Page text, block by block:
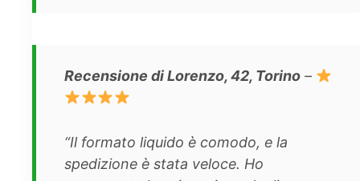
Recensione di Lorenzo, 42, Torino –
“Il formato liquido è comodo, e la
spedizione è stata veloce. Ho